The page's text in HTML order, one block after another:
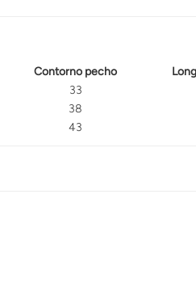
Contorno pecho
33
38
43